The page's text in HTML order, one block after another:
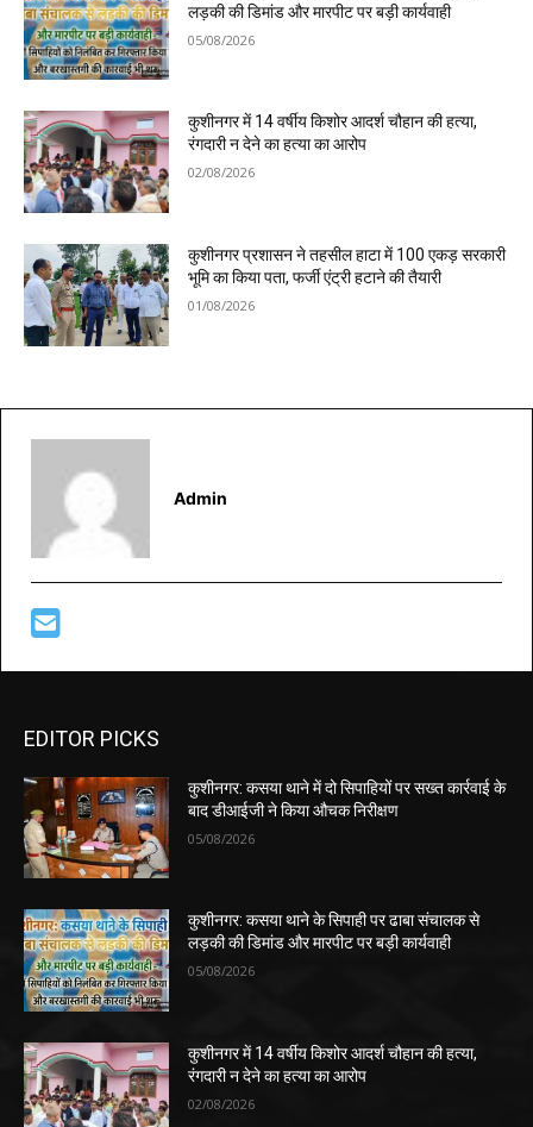
लड़की की डिमांड और मारपीट पर बड़ी कार्यवाही
05/08/2026
कुशीनगर में 14 वर्षीय किशोर आदर्श चौहान की हत्या,
रंगदारी न देने का हत्या का आरोप
02/08/2026
कुशीनगर प्रशासन ने तहसील हाटा में 100 एकड़ सरकारी
भूमि का किया पता, फर्जी एंट्री हटाने की तैयारी
01/08/2026
Admin
EDITOR PICKS
कुशीनगर: कसया थाने में दो सिपाहियों पर सख्त कार्रवाई के
बाद डीआईजी ने किया औचक निरीक्षण
05/08/2026
कुशीनगर: कसया थाने के सिपाही पर ढाबा संचालक से
लड़की की डिमांड और मारपीट पर बड़ी कार्यवाही
05/08/2026
कुशीनगर में 14 वर्षीय किशोर आदर्श चौहान की हत्या,
रंगदारी न देने का हत्या का आरोप
02/08/2026